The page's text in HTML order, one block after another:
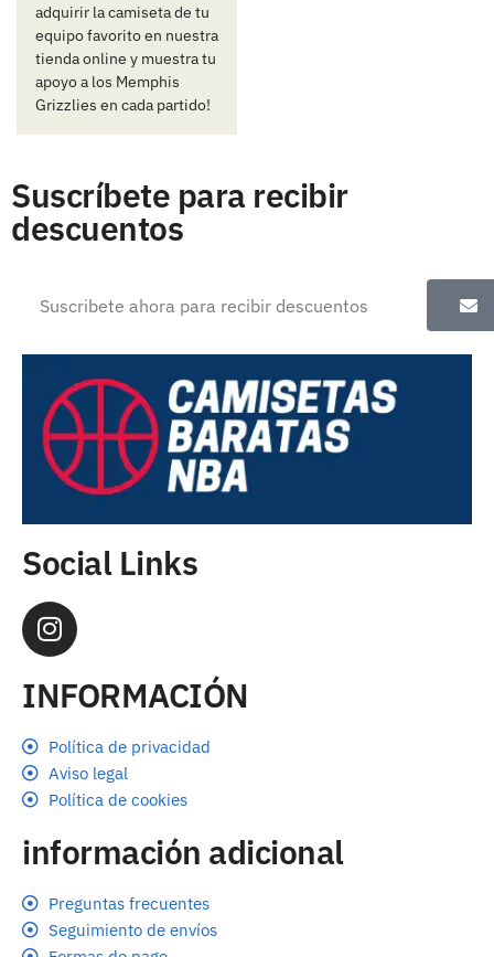
adquirir la camiseta de tu
equipo favorito en nuestra
tienda online y muestra tu
apoyo a los Memphis
Grizzlies en cada partido!
Suscríbete para recibir
descuentos
Social Links
INFORMACIÓN
Política de privacidad
Aviso legal
Política de cookies
información adicional
Preguntas frecuentes
Seguimiento de envíos